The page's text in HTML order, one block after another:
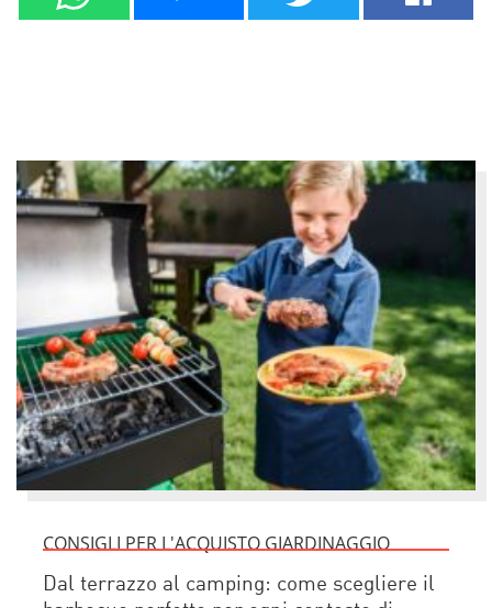
CONSIGLI PER L'ACQUISTO GIARDINAGGIO
Dal terrazzo al camping: come scegliere il